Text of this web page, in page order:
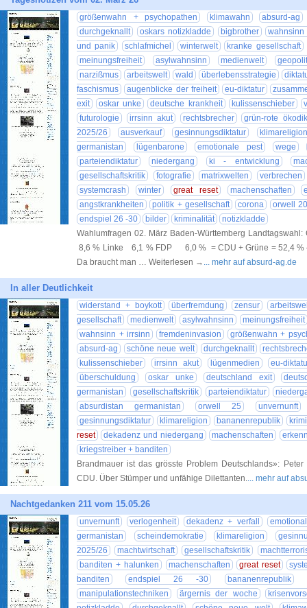
größenwahn + psychopathen klimawahn
absurd-ag
durchgeknallt
oskars notizkladde bigbrother
und panik
schlafmichel winterwelt
kranke gesellschaft
meinungsfreiheit
asylwahnsinn medienwelt
narzißmus
arbeitswelt wald überlebensstrategie
faschismus
augenblicke der freiheit eu-diktatur
exit
oskar unke deutsche krankheit kulissenschieber
futurologie
irrsinn akut rechtsbrecher
grün-rote
2025/26
ausverkauf gesinnungsdiktatur
klimareligion
germanistan
lügenbarone emotionale pest
wege
parteiendiktatur
niedergang ki - entwicklung
gesellschaftskritik
fotografie matrixwelten
verbrechen
systemcrash
winter great reset machenschaften
angstkrankheiten
politik + gesellschaft corona
orwell
endspiel 26 -30
bilder kriminalität
notizkladde
Wahlumfragen 02. März Baden-Württemberg
8,6 % Linke 6,1 % FDP 6,0 % = CDU + Grüne = 52,4 %
Da braucht man … Weiterlesen → ... mehr auf absurd-ag.de
In aller Deutlichkeit
widerstand + boykott überfremdung zensur
gesellschaft
medienwelt asylwahnsinn
meinungsfreiheit
wahnsinn + irrsinn
fremdeninvasion
größenwahn +
absurd-ag
schöne neue welt durchgeknallt
kulissenschieber
irrsinn akut lügenmedien
eu-
überschuldung
oskar unke deutschland exit
germanistan
gesellschaftskritik parteiendiktatur
absurdistan germanistan
orwell 25
unvernunft
gesinnungsdiktatur
klimareligion bananenrepublik
reset
dekadenz und niedergang machenschaften
kriegstreiber + banditen
Brandmauer ist das grösste Problem Deutschlands»:
CDU. Über Stümper und unfähige Dilettanten.... mehr auf
Nachtgedanken 211 vom 15.05.26
unvernunft verlogenheit dekadenz + verfall
germanistan
scheindemokratie klimareligion
2025/26
machtwirtschaft gesellschaftskritik
banditen + halunken
machenschaften great reset
banditen
endspiel 26 -30
bananenrepublik
manipulationstechniken
ärgernis der woche